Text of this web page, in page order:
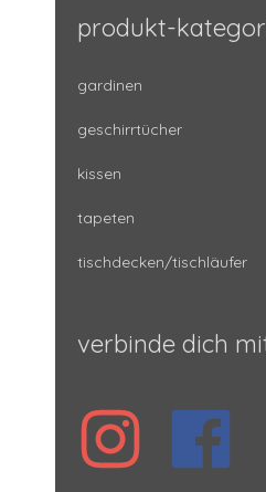
produkt-
gardinen
geschirrtücher
kissen
tapeten
tischdecken/tischläufer
verbinde dich